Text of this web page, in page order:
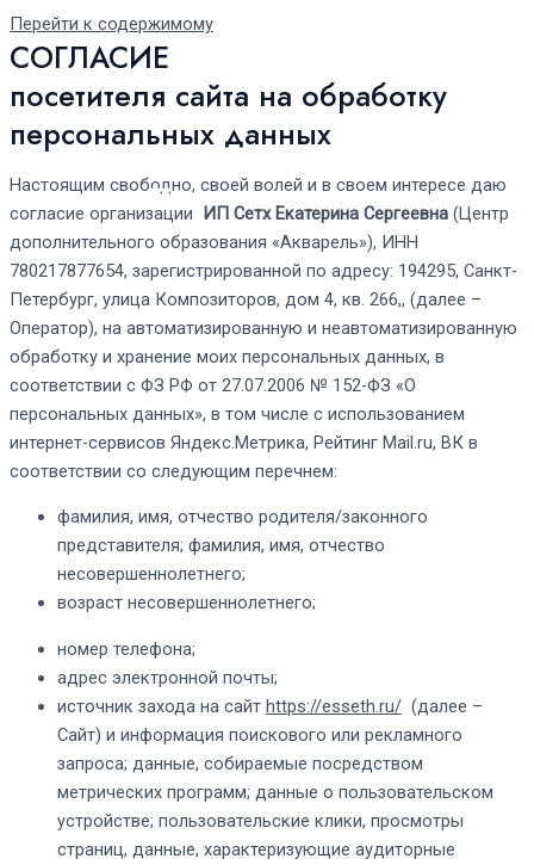
Перейти к содержимому
СОГЛАСИЕ
посетителя сайта на обработку
персональных данных
Настоящим свободно, своей волей и в своем интересе даю
согласие организации
ИП Сетх Екатерина Сергеевна (Центр
дополнительного образования «Акварель»), ИНН
780217877654, зарегистрированной по адресу: 194295, Санкт-
Петербург, улица Композиторов, дом 4, кв. 266,, (далее –
Оператор), на автоматизированную и неавтоматизированную
обработку и хранение моих персональных данных, в
соответствии с ФЗ РФ от 27.07.2006 № 152-ФЗ «О
персональных данных», в том числе с использованием
интернет-сервисов Яндекс.Метрика, Рейтинг Mail.ru, ВК в
соответствии со следующим перечнем:
фамилия, имя, отчество родителя/законного
представителя; фамилия, имя, отчество
несовершеннолетнего;
возраст несовершеннолетнего;
номер телефона;
адрес электронной почты;
источник захода на сайт https://esseth.ru/ (далее –
Сайт) и информация поискового или рекламного
запроса; данные, собираемые посредством
метрических программ; данные о пользовательском
устройстве; пользовательские клики, просмотры
страниц, данные, характеризующие аудиторные